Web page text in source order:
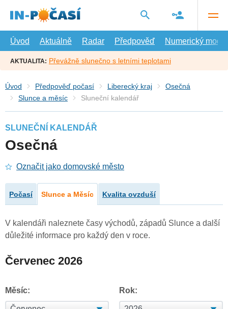
hlavní
Úvod
Aktuálně Radar Předpověď Numerický model
AKTUALITA: Převážně slunečno s letními teplotami
Úvod Předpověď počasí Liberecký kraj
Osečná
Slunce a měsíc
Sluneční kalendář
SLUNEČNÍ KALENDÁŘ
Osečná
Označit jako domovské město
Počasí Slunce a Měsíc Kvalita ovzduší
V kalendáři naleznete časy východů, západů Slunce a další
důležité informace pro každý den v roce.
Červenec 2026
Měsíc: Rok: